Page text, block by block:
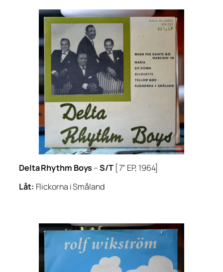
Delta Rhythm Boys –S/T[7” EP, 1964]
Låt: Flickorna i Småland